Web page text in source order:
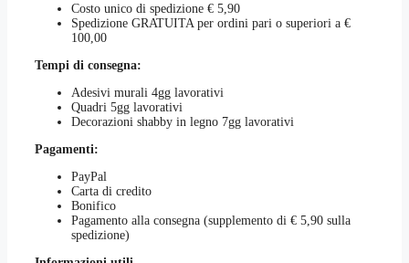
scelte
nella
del
prodotto
Costo unico di spedizione € 5,90
Spedizione GRATUITA per ordini pari o superiori a €
100,00
Tempi di consegna:
Adesivi murali 4gg lavorativi
Quadri 5gg lavorativi
Decorazioni shabby in legno 7gg lavorativi
Pagamenti:
PayPal
Carta di credito
Bonifico
Pagamento alla consegna (supplemento di € 5,90 sulla
spedizione)